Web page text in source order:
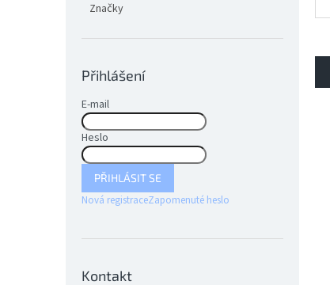
Značky
Přihlášení
E-mail
Heslo
PŘIHLÁSIT SE
Nová registraceZapomenuté heslo
Kontakt